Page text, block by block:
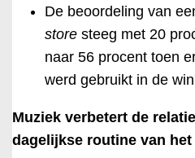
De beoordeling van
store steeg met 20
naar 56 procent toen
werd gebruikt in de
Muziek verbetert de
dagelijkse routine van het